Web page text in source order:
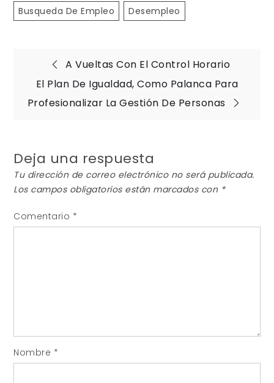
Busqueda De Empleo Desempleo
Navegación
de
A Vueltas Con El Control Horario
El Plan De Igualdad, Como Palanca Para
Profesionalizar La Gestión De Personas
Deja una respuesta
Tu dirección de correo electrónico no será publicada.
Los campos obligatorios están marcados con *
Comentario *
Nombre *